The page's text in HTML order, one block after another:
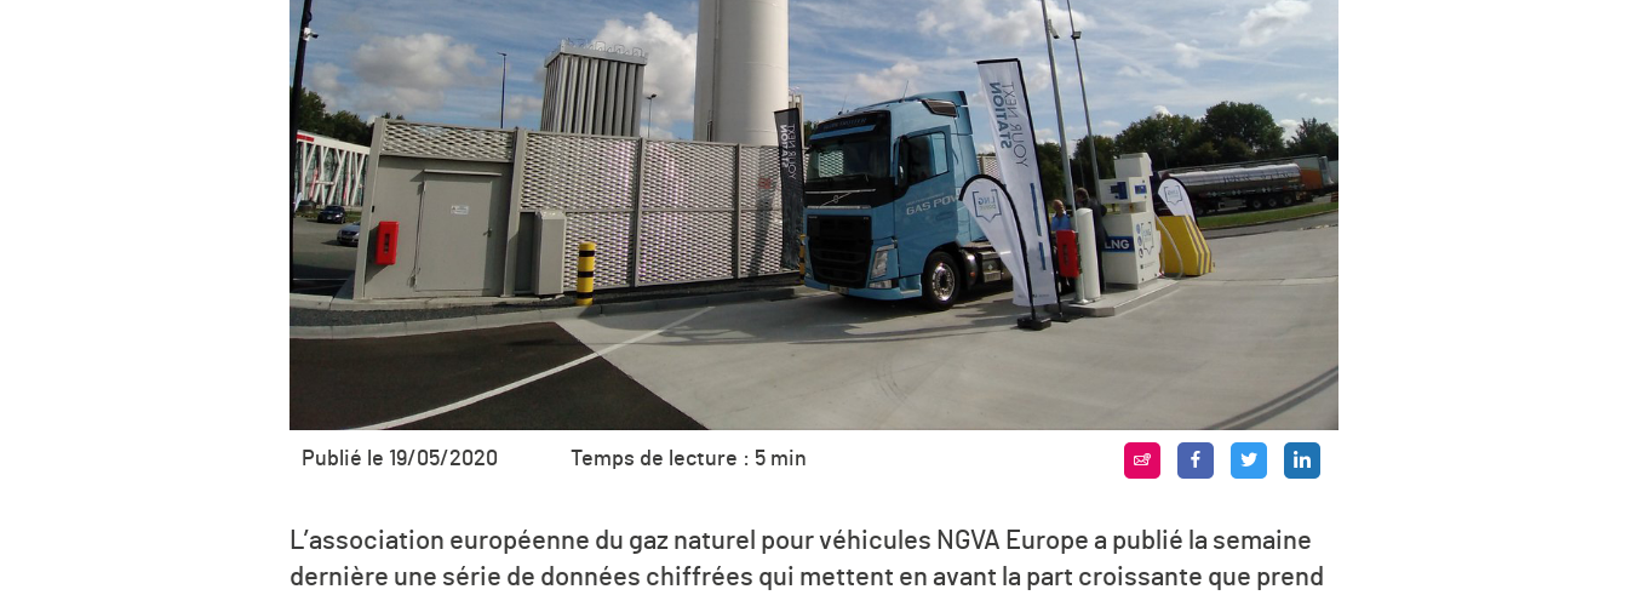
Publié le 19/05/2020 Temps de lecture : 5 min
L’association européenne du gaz naturel pour véhicules NGVA Europe a publié la semaine
dernière une série de données chiffrées qui mettent en avant la part croissante que prend